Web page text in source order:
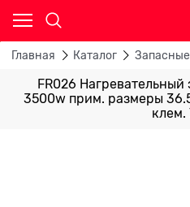
Главная Каталог
FR026
3500w прим. размеры
клем.